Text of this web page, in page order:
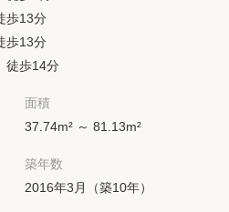
歩13分
歩13分
徒歩14分
面積
37.74m² ～ 81.13m²
築年数
2016年3月（築10年）